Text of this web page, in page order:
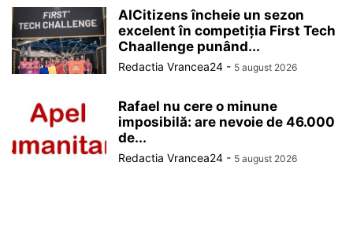
AICitizens încheie un sezon
excelent în competiția First Tech
Chaallenge punând...
Redactia Vrancea24 - 5 august 2026
Rafael nu cere o minune
imposibilă: are nevoie de 46.000
de...
Redactia Vrancea24 - 5 august 2026